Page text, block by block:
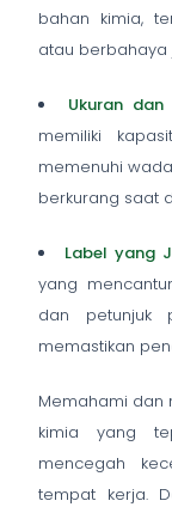
bahan kimia,
atau berbahaya
Ukuran
memiliki
memenuhi
berkurang saat
Label yang
yang
dan petunjuk
memastikan
Memahami dan
kimia yang
mencegah
tempat kerja.